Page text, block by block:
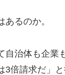
るのか。
自治体も企業
3倍請求だ」